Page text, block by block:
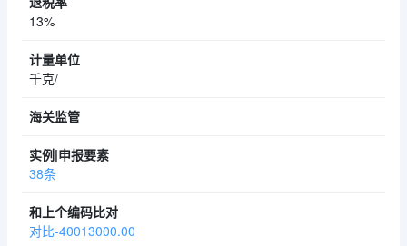
13%
千克/
38条
对比-40013000.00